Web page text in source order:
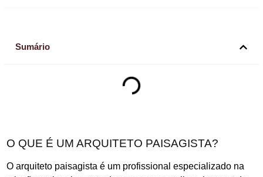
Sumário
O QUE É UM ARQUITETO PAISAGISTA?
O arquiteto paisagista é um profissional especializado na